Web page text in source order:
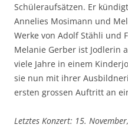
Schüleraufsätzen. Er
Annelies Mosimann und
Werke von Adolf Stähli und
Melanie Gerber ist Jodlerin
viele Jahre in einem
sie nun mit ihrer
ersten grossen Auftritt an
Letztes Konzert: 15.